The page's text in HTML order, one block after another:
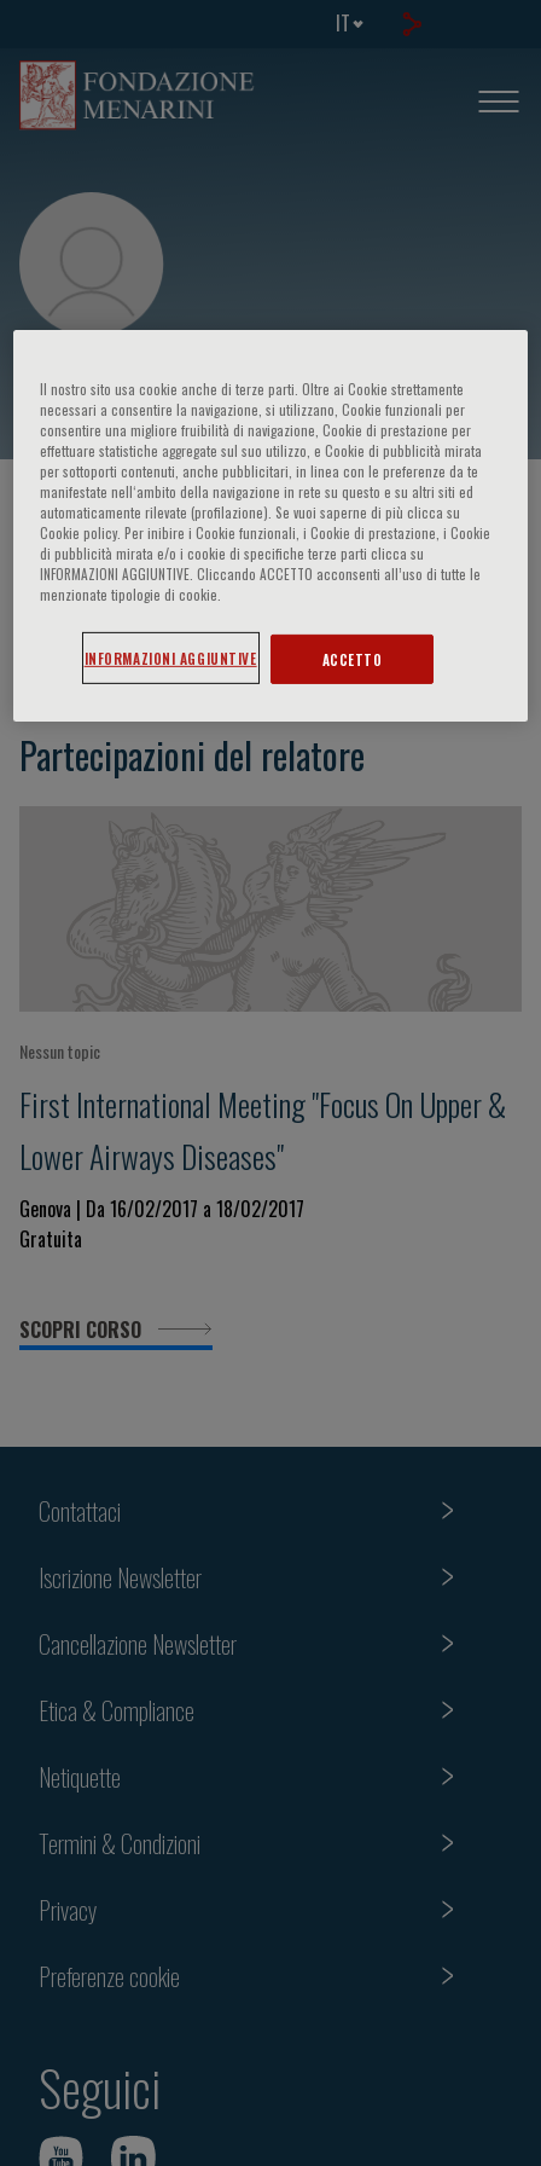
IT
G. Ferlazzo
HOME PAGE / CORSI ED EVENTI / RELATORE
G. Ferlazzo
Partecipazioni del relatore
Nessun topic
First International Meeting "Focus On Upper &
Lower Airways Diseases"
Genova | Da 16/02/2017 a 18/02/2017
Gratuita
SCOPRI CORSO
Contattaci
Iscrizione Newsletter
Cancellazione Newsletter
Etica & Compliance
Netiquette
Termini & Condizioni
Privacy
Preferenze cookie
Seguici
Il nostro sito usa cookie anche di terze parti. Oltre ai Cookie strettamente
necessari a consentire la navigazione, si utilizzano, Cookie funzionali per
consentire una migliore fruibilità di navigazione, Cookie di prestazione per
effettuare statistiche aggregate sul suo utilizzo, e Cookie di pubblicità mirata
per sottoporti contenuti, anche pubblicitari, in linea con le preferenze da te
manifestate nell‘ambito della navigazione in rete su questo e su altri siti ed
automaticamente rilevate (profilazione). Se vuoi saperne di più clicca su
Cookie policy. Per inibire i Cookie funzionali, i Cookie di prestazione, i Cookie
di pubblicità mirata e/o i cookie di specifiche terze parti clicca su
INFORMAZIONI AGGIUNTIVE. Cliccando ACCETTO acconsenti all’uso di tutte le
menzionate tipologie di cookie.
INFORMAZIONI AGGIUNTIVE ACCETTO